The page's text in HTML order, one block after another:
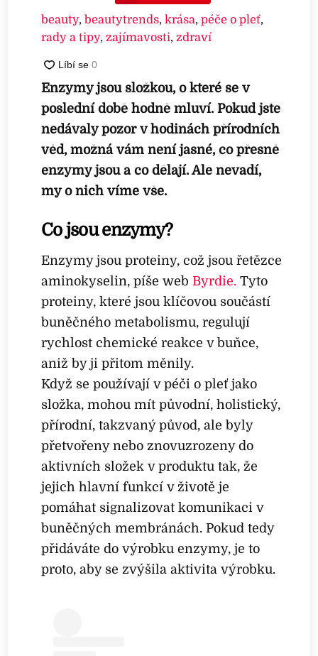
beauty,beautytrends,krása,péče o pleť,
rady a tipy, zajímavosti, zdraví
Enzymy jsou složkou, o které se v
poslední době hodně mluví. Pokud jste
nedávaly pozor v hodinách přírodních
věd, možná vám není jasné, co přesně
enzymy jsou a co dělají. Ale nevadí,
my o nich víme vše.
Co jsou enzymy?
Enzymy jsou proteiny, což jsou řetězce
aminokyselin, píše webByrdie. Tyto
proteiny, které jsou klíčovou součástí
buněčného metabolismu, regulují
rychlost chemické reakce v buňce,
aniž by ji přitom měnily.
Když se používají v péči o pleť jako
složka, mohou mít původní, holistický,
přírodní, takzvaný původ, ale byly
přetvořeny nebo znovuzrozeny do
aktivních složek v produktu tak, že
jejich hlavní funkcí v životě je
pomáhat signalizovat komunikaci v
buněčných membránách. Pokud tedy
přidáváte do výrobku enzymy, je to
proto, aby se zvýšila aktivita výrobku.